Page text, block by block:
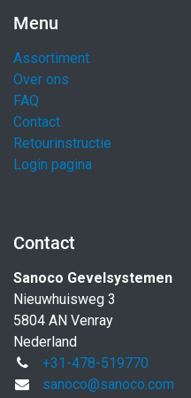
Menu
Assortiment
Over ons
FAQ
Contact
Retourinstructie
Login pagina
Contact
Sanoco Gevelsystemen
Nieuwhuisweg 3
5804 AN Venray
Nederland
+31-478-519770
sanoco@sanoco.com